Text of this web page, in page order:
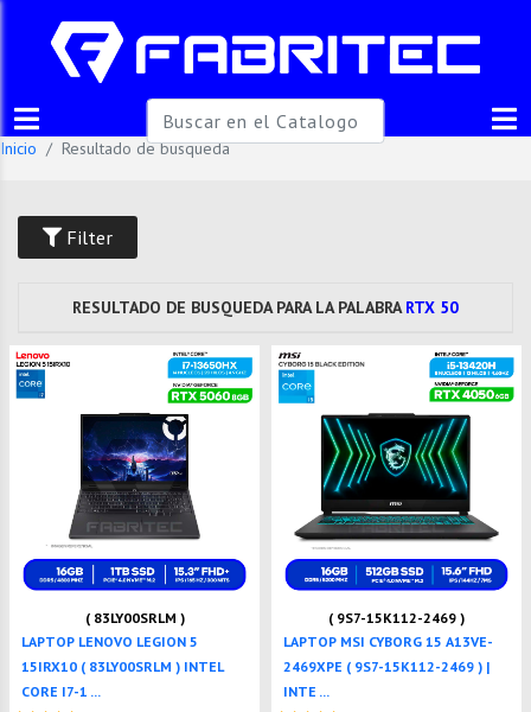
Inicio Resultado de busqueda
Filter
RESULTADO DE BUSQUEDA PARA LA PALABRARTX 50
( 83LY00SRLM )
LAPTOP LENOVO LEGION 5
15IRX10 ( 83LY00SRLM ) INTEL
CORE I7-1 ...
( 9S7-15K112-2469 )
LAPTOP MSI CYBORG 15 A13VE-
2469XPE ( 9S7-15K112-2469 ) |
INTE ...